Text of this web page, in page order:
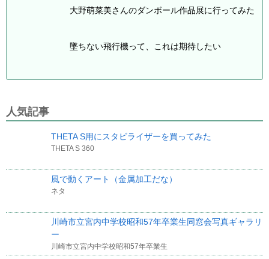
大野萌菜美さんのダンボール作品展に行ってみた
墜ちない飛行機って、これは期待したい
人気記事
THETA S用にスタビライザーを買ってみた
THETA S 360
風で動くアート（金属加工だな）
ネタ
川崎市立宮内中学校昭和57年卒業生同窓会写真ギャラリ
ー
川崎市立宮内中学校昭和57年卒業生